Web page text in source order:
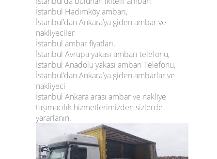
İstanbul Hadımköy ambarı,
İstanbul’dan Ankara’ya giden ambar ve
nakliyeciler
İstanbul ambar fiyatları,
İstanbul Avrupa yakası ambarı telefonu,
İstanbul Anadolu yakası ambarı Telefonu,
İstanbul’dan Ankara’ya giden ambarlar ve
nakliyeci
İstanbul Ankara arası ambar ve nakliye
taşımacılık hizmetlerimizden sizlerde
yararlanın.